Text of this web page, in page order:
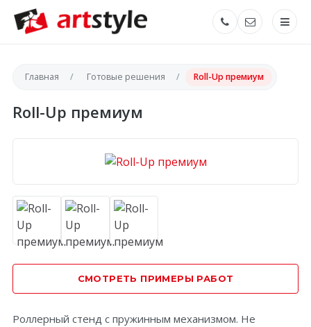
Главная Готовые решения Roll-Up премиум
Roll-Up премиум
СМОТРЕТЬ ПРИМЕРЫ РАБОТ
Роллерный стенд с пружинным механизмом. Не